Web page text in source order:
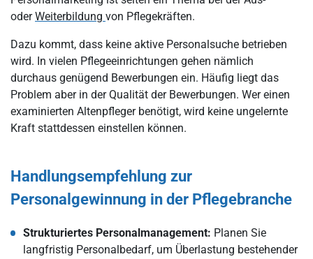
oderWeiterbildung von Pflegekräften.
Dazu kommt, dass keine aktive Personalsuche betrieben
wird. In vielen Pflegeeinrichtungen gehen nämlich
durchaus genügend Bewerbungen ein. Häufig liegt das
Problem aber in der Qualität der Bewerbungen. Wer einen
examinierten Altenpfleger benötigt, wird keine ungelernte
Kraft stattdessen einstellen können.
Handlungsempfehlung zur
Personalgewinnung in der Pflegebranche
Strukturiertes Personalmanagement: Planen Sie
langfristig Personalbedarf, um Überlastung bestehender